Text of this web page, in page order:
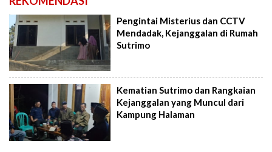
Pengintai Misterius dan CCTV
Mendadak, Kejanggalan di Rumah
Sutrimo
Kematian Sutrimo dan Rangkaian
Kejanggalan yang Muncul dari
Kampung Halaman